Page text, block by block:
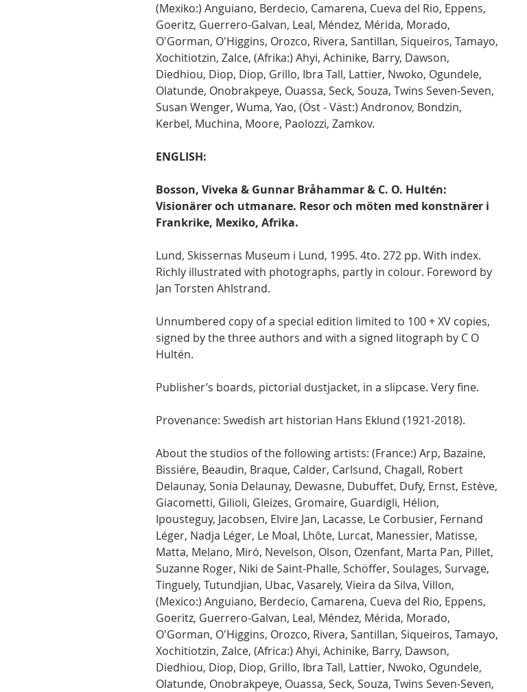
(Mexiko:) Anguiano, Berdecio, Camarena, Cueva del Rio, Eppens,
Goeritz, Guerrero-Galvan, Leal, Méndez, Mérida, Morado,
O'Gorman, O'Higgins, Orozco, Rivera, Santillan, Siqueiros, Tamayo,
Xochitiotzin, Zalce, (Afrika:) Ahyi, Achinike, Barry, Dawson,
Diedhiou, Diop, Diop, Grillo, Ibra Tall, Lattier, Nwoko, Ogundele,
Olatunde, Onobrakpeye, Ouassa, Seck, Souza, Twins Seven-Seven,
Susan Wenger, Wuma, Yao, (Öst - Väst:) Andronov, Bondzin,
Kerbel, Muchina, Moore, Paolozzi, Zamkov.
ENGLISH:
Bosson, Viveka & Gunnar Bråhammar & C. O. Hultén:
Visionärer och utmanare. Resor och möten med konstnärer i
Frankrike, Mexiko, Afrika.
Lund, Skissernas Museum i Lund, 1995. 4to. 272 pp. With index.
Richly illustrated with photographs, partly in colour. Foreword by
Jan Torsten Ahlstrand.
Unnumbered copy of a special edition limited to 100 + XV copies,
signed by the three authors and with a signed litograph by C O
Hultén.
Publisher’s boards, pictorial dustjacket, in a slipcase. Very fine.
Provenance: Swedish art historian Hans Eklund (1921-2018).
About the studios of the following artists: (France:) Arp, Bazaine,
Bissiére, Beaudin, Braque, Calder, Carlsund, Chagall, Robert
Delaunay, Sonia Delaunay, Dewasne, Dubuffet, Dufy, Ernst, Estève,
Giacometti, Gilioli, Gleizes, Gromaire, Guardigli, Hélion,
Ipousteguy, Jacobsen, Elvire Jan, Lacasse, Le Corbusier, Fernand
Léger, Nadja Léger, Le Moal, Lhôte, Lurcat, Manessier, Matisse,
Matta, Melano, Miró, Nevelson, Olson, Ozenfant, Marta Pan, Pillet,
Suzanne Roger, Niki de Saint-Phalle, Schöffer, Soulages, Survage,
Tinguely, Tutundjian, Ubac, Vasarely, Vieira da Silva, Villon,
(Mexico:) Anguiano, Berdecio, Camarena, Cueva del Rio, Eppens,
Goeritz, Guerrero-Galvan, Leal, Méndez, Mérida, Morado,
O'Gorman, O'Higgins, Orozco, Rivera, Santillan, Siqueiros, Tamayo,
Xochitiotzin, Zalce, (Africa:) Ahyi, Achinike, Barry, Dawson,
Diedhiou, Diop, Diop, Grillo, Ibra Tall, Lattier, Nwoko, Ogundele,
Olatunde, Onobrakpeye, Ouassa, Seck, Souza, Twins Seven-Seven,